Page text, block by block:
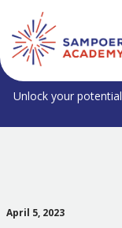
Unlock your
April 5, 2023